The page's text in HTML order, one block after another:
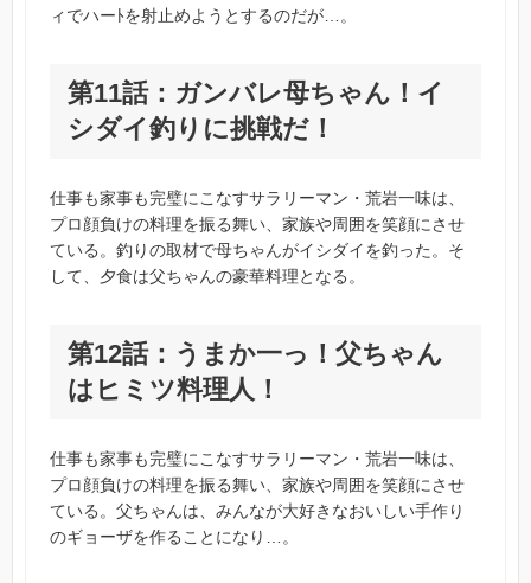
ィでハーﾄを射止めようとするのだが…。
第11話：ガンバレ母ちゃん！イ
シダイ釣りに挑戦だ！
仕事も家事も完璧にこなすサラリーマン・荒岩一味は、
プロ顔負けの料理を振る舞い、家族や周囲を笑顔にさせ
ている。釣りの取材で母ちゃんがイシダイを釣った。そ
して、夕食は父ちゃんの豪華料理となる。
第12話：うまか一っ！父ちゃん
はヒミツ料理人！
仕事も家事も完璧にこなすサラリーマン・荒岩一味は、
プロ顔負けの料理を振る舞い、家族や周囲を笑顔にさせ
ている。父ちゃんは、みんなが大好きなおいしい手作り
のギョーザを作ることになり…。